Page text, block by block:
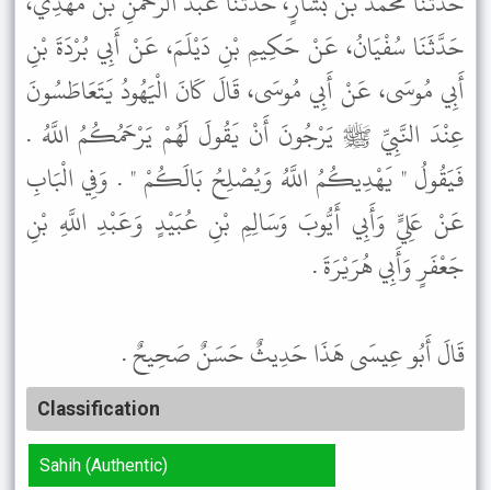
حَدَّثَنَا سُفْيَانُ، عَنْ حَكِيمِ بْنِ دَيْلَمَ، عَنْ أَبِي بُرْدَةَ بْنِ
أَبِي مُوسَى، عَنْ أَبِي مُوسَى، قَالَ كَانَ الْيَهُودُ يَتَعَاطَسُونَ
عِنْدَ النَّبِيِّ ﷺ يَرْجُونَ أَنْ يَقُولَ لَهُمْ يَرْحَمُكُمُ اللَّهُ .
فَيَقُولُ " يَهْدِيكُمُ اللَّهُ وَيُصْلِحُ بَالَكُمْ " . وَفِي الْبَابِ
عَنْ عَلِيٍّ وَأَبِي أَيُّوبَ وَسَالِمِ بْنِ عُبَيْدٍ وَعَبْدِ اللَّهِ بْنِ
جَعْفَرٍ وَأَبِي هُرَيْرَةَ .
قَالَ أَبُو عِيسَى هَذَا حَدِيثٌ حَسَنٌ صَحِيحٌ .
Classification
Sahih (Authentic)